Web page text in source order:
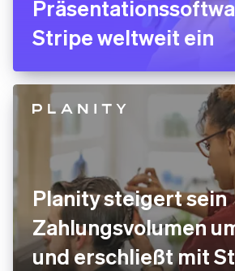
Stripe weltweit ein
Planity steigert sein
Zahlungsvolumen
und erschließt mit